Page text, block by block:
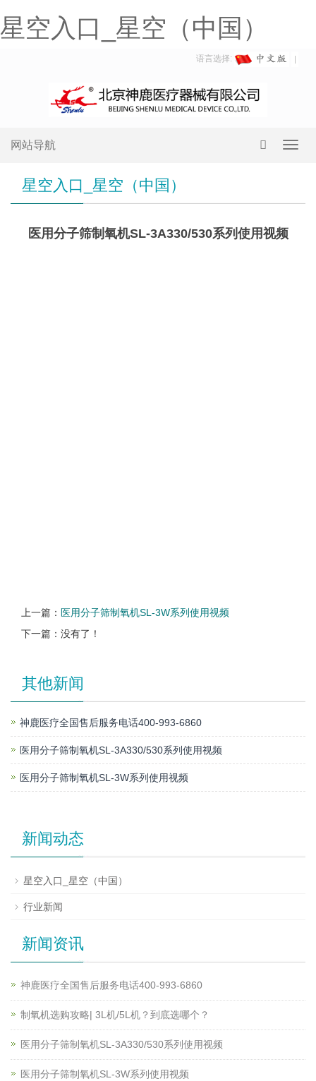
星空入口_星空（中国）
语言选择:
网站导航
星空入口_星空（中国）
医用分子筛制氧机SL-3A330/530系列使用视频
上一篇： 医用分子筛制氧机SL-3W系列使用视频
下一篇：没有了！
其他新闻
神鹿医疗全国售后服务电话400-993-6860
医用分子筛制氧机SL-3A330/530系列使用视频
医用分子筛制氧机SL-3W系列使用视频
新闻动态
星空入口_星空（中国）
行业新闻
新闻资讯
神鹿医疗全国售后服务电话400-993-6860
制氧机选购攻略| 3L机/5L机？到底选哪个？
医用分子筛制氧机SL-3A330/530系列使用视频
医用分子筛制氧机SL-3W系列使用视频